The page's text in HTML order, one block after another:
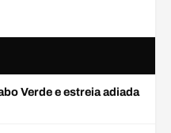
Verde e estreia adiada